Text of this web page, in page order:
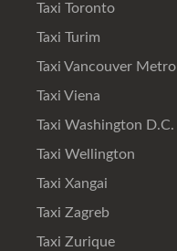
Taxi Toronto
Taxi Turim
Taxi Vancouver Metro
Taxi Viena
Taxi Washington D.C.
Taxi Wellington
Taxi Xangai
Taxi Zagreb
Taxi Zurique